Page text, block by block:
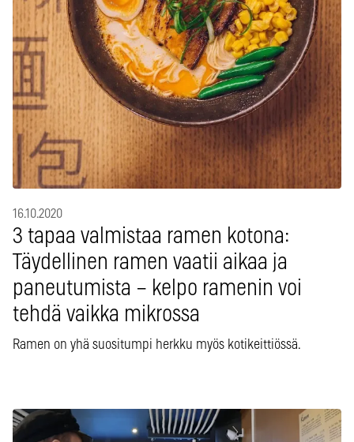
16.10.2020
3 tapaa valmistaa ramen kotona:
Täydellinen ramen vaatii aikaa ja
paneutumista – kelpo ramenin voi
tehdä vaikka mikrossa
Ramen on yhä suositumpi herkku myös kotikeittiössä.